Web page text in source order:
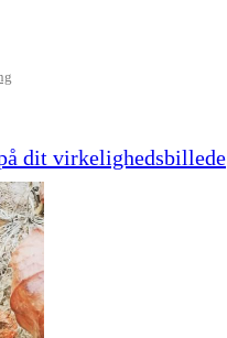
dit virkelighedsbillede